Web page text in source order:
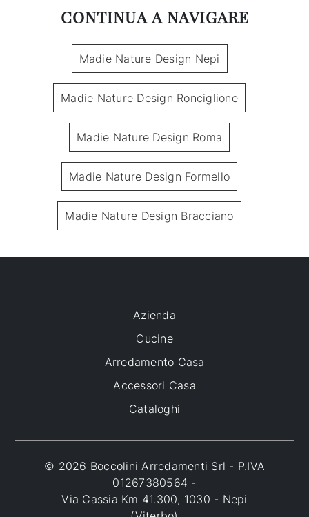
CONTINUA A NAVIGARE
Madie Nature Design Nepi
Madie Nature Design Ronciglione
Madie Nature Design Roma
Madie Nature Design Formello
Madie Nature Design Bracciano
Azienda
Cucine
Arredamento Casa
Accessori Casa
Cataloghi
© 2026 Boccolini Arredamenti Srl - P.IVA
01267380564 -
Via Cassia Km 41.300, 1030 - Nepi